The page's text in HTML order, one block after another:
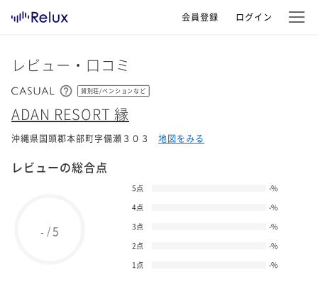
会員登録 ログイン
レビュー・口コミ
貸別荘/ペンションなど
ADAN RESORT 縁
沖縄県国頭郡本部町字備瀬３０３ 地図をみる
レビューの総合点
- /5
5点 -%
4点
-%
3点
-%
2点
-%
1点
-%